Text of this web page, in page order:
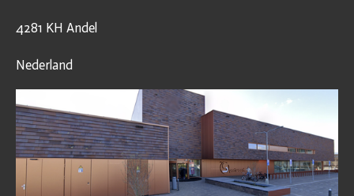
4281 KH Andel
Nederland